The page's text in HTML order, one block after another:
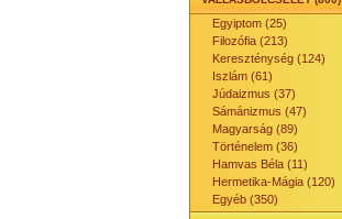
Egyiptom (25)
Filozófia (213)
Kereszténység (124)
Iszlám (61)
Júdaizmus (37)
Sámánizmus (47)
Magyarság (89)
Történelem (36)
Hamvas Béla (11)
Hermetika-Mágia (120)
Egyéb (350)